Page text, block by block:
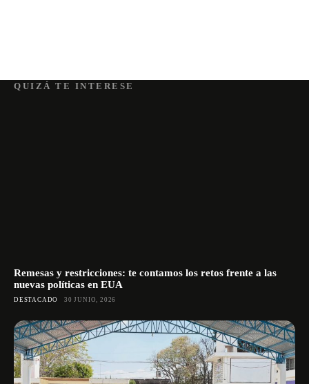
QUIZÁ TE INTERESE
Remesas y restricciones: te contamos los retos frente a las
nuevas políticas en EUA
DESTACADO 30 JUNIO, 2026